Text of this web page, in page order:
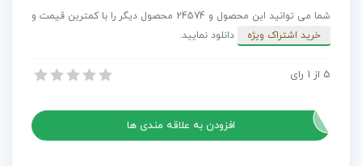
شما می توانید این محصول و 24574 محصول دیگر را با کمترین قیمت و
خرید اشتراک ویژه
دانلود نمایید.
پروژه افترافکت اینترو فونبال
5 از 1 رای
افزودن به علاقه مندی ها